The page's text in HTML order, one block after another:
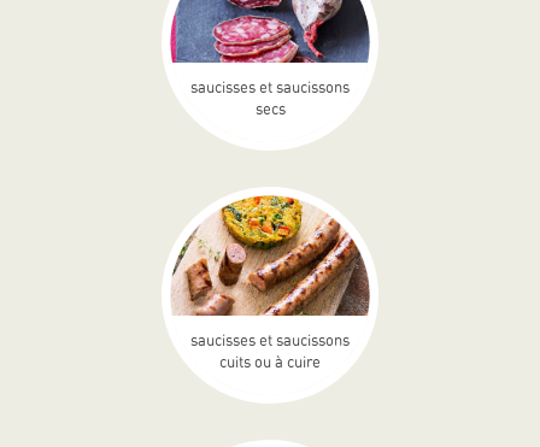
saucisses et saucissons
secs
saucisses et saucissons
cuits ou à cuire